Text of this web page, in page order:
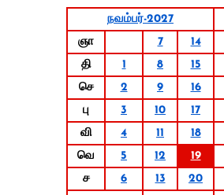
நவம்பர்-2027
ஞா
7 14
தி
1 8 15
செ
2 9 16
பு
3 10 17
வி
4 11 18
வெ
5 12 19
ச
6 13 20